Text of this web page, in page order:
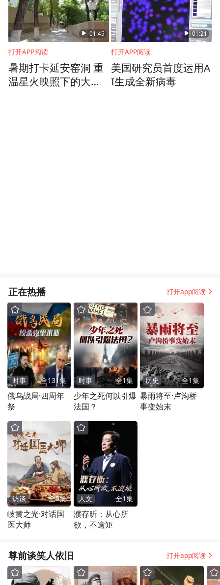
01:45
打开APP阅读
暑期打卡延安窑洞 重
温星火映照下的大生
01:21
打开APP阅读
美国研究员首度运用A
I生成全新病毒
正在热播 打开app阅读
时事 全131集
俄乌战局·四周年
祭
时事 全1集
少年之死何以引爆
法国？
历史 全1集
暴雨将至·卢沟桥
事变始末
访谈 全5集
岐黄之光·对话国
医大师
人文 全1集
濮存昕：从心所
欲，不逾矩
尊前谈笑人依旧 打开app阅读